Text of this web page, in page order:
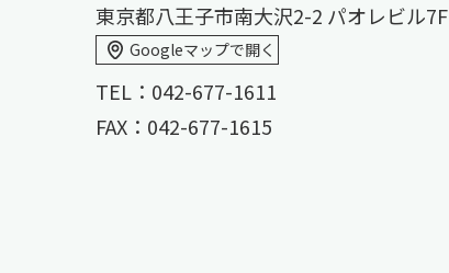
東京都八王子市南大沢2-2 パオレビル7F
Googleマップで開く
TEL： 042-677-1611
FAX：042-677-1615